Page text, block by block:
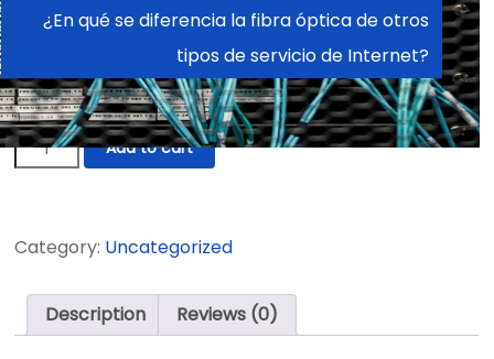
$145.00.$100.00.
elit. Sed cursus nibh lectus, pretium posuere nibh
faucibus ac. Maecenas at fermentum arcu. In
consectetur ligula vel arcu mattis rutrum. Aenean ut
tellus in nisl euismod posuere.
Laptop
Add to cart
Category: Uncategorized
Description Reviews (0)